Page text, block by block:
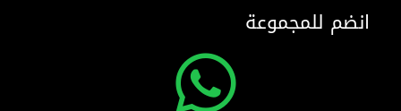
انضم للمجموعة